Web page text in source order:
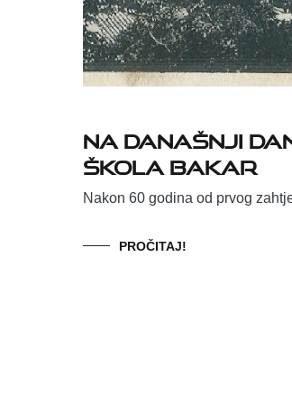
Na današnji
škola Bakar
Nakon 60 godina od prvog
PROČITAJ!